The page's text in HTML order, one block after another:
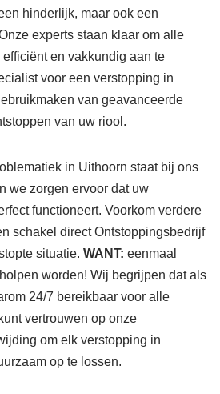
hinderlijk, maar ook een
experts staan klaar om alle
en vakkundig aan te
voor een verstopping in
van geavanceerde
van uw riool.
in Uithoorn staat bij ons
we zorgen ervoor dat uw
functioneert. Voorkom verdere
schakel direct Ontstoppingsbedrijf
situatie. WANT: eenmaal
worden! Wij begrijpen dat als
24/7 bereikbaar voor alle
vertrouwen op onze
om elk verstopping in
op te lossen.